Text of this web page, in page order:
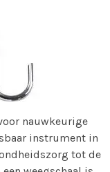
nauwkeurige
instrument in
tot de